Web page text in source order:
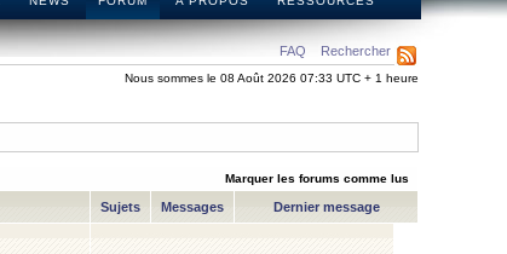
FAQ Rechercher
Nous sommes le 08 Août 2026 07:33 UTC + 1 heure
Marquer les forums comme lus
Sujets Messages Dernier message